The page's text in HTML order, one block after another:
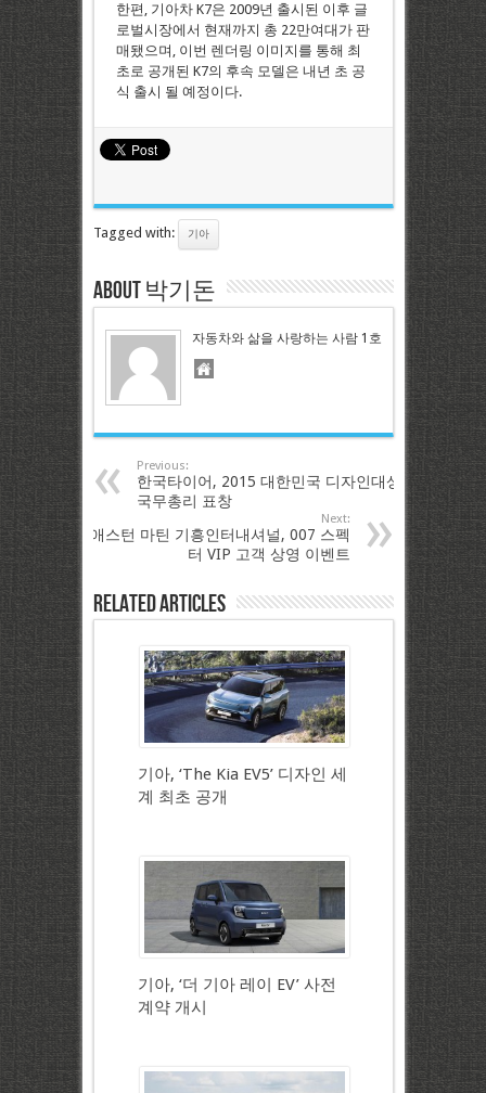
한편, 기아차 K7은 2009년 출시된 이후 글
로벌시장에서 현재까지 총 22만여대가 판
매됐으며, 이번 렌더링 이미지를 통해 최
초로 공개된 K7의 후속 모델은 내년 초 공
식 출시 될 예정이다.
Tagged with: 기아
About 박기돈
자동차와 삶을 사랑하는 사람 1호
Previous:
한국타이어, 2015 대한민국 디자인대상
국무총리 표창
Next:
애스턴 마틴 기흥인터내셔널, 007 스펙
터 VIP 고객 상영 이벤트
Related Articles
기아, ‘The Kia EV5’ 디자인 세
계 최초 공개
기아, ‘더 기아 레이 EV’ 사전
계약 개시